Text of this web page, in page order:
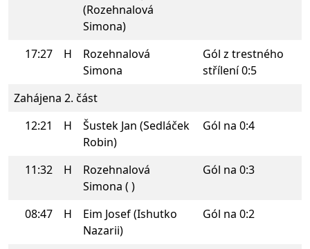
(Rozehnalová
Simona)
17:27 H
Rozehnalová
Simona
Gól z trestného
střílení 0:5
Zahájena 2. část
12:21
H
Šustek Jan (Sedláček
Robin)
Gól na 0:4
11:32 H
Rozehnalová
Simona ( )
Gól na 0:3
08:47 H
Eim Josef (Ishutko
Nazarii)
Gól na 0:2